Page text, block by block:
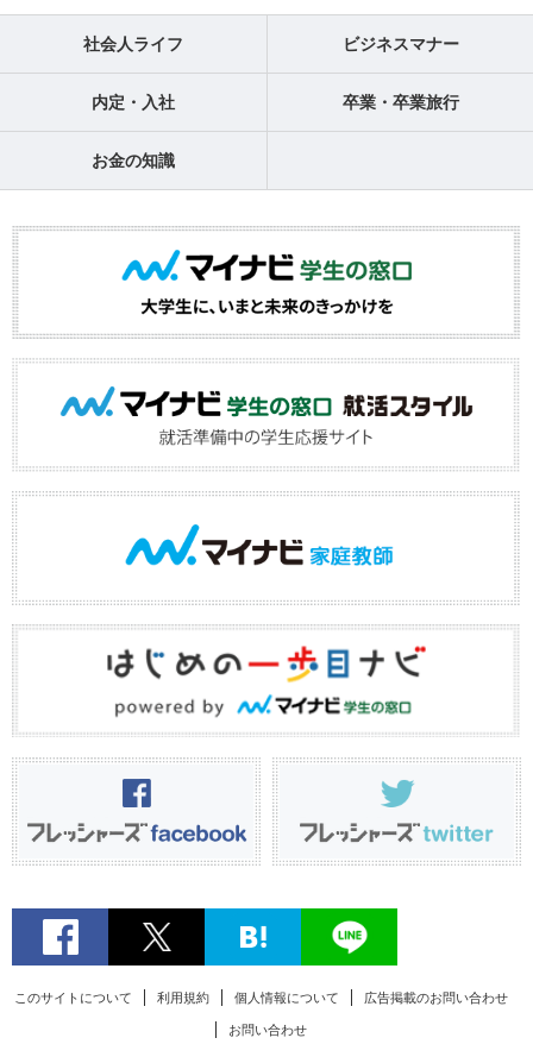
社会人ライフ ビジネスマナー
内定・入社 卒業・卒業旅行
お金の知識
このサイトについて 利用規約 個人情報について 広告掲載のお問い合わせ
お問い合わせ